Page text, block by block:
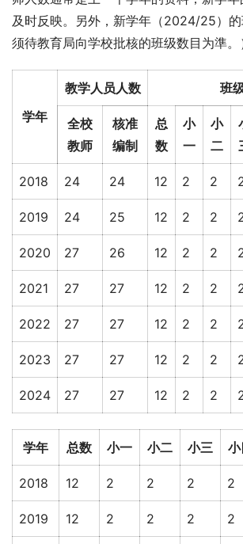
及时反映。另外，新学年（2024/25）的
须待教育局向学校批核的班级数目为準。
学年
教学人员人数 班
全校
教师
核准
编制
总
数
小
一
小
二
2018 24 24 12 2 2
2019 24 25 12 2 2
2020 27 26 12 2 2
2021 27 27 12 2 2
2022 27 27 12 2 2
2023 27 27 12 2 2
2024 27 27 12 2 2
学年 总数 小一 小二 小三 小
2018 12 2 2 2 2
2019 12 2 2 2 2